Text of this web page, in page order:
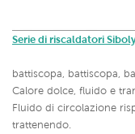
Serie di riscaldatori
battiscopa, battiscopa,
Calore dolce, fluido e
Fluido di circolazione
trattenendo.